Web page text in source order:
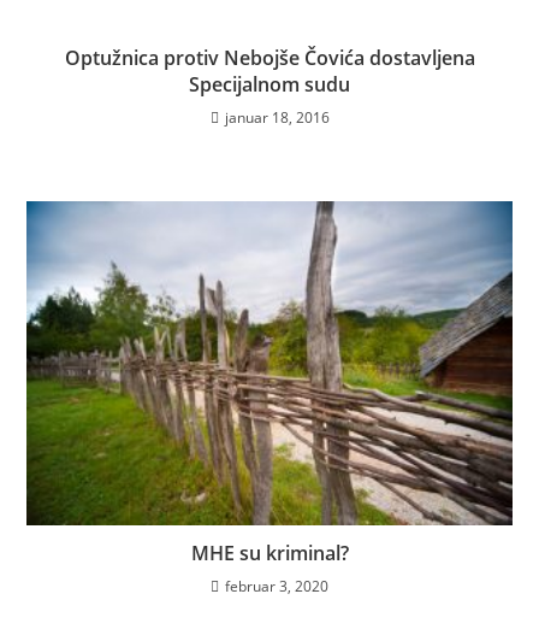
Optužnica protiv Nebojše Čovića dostavljena
Specijalnom sudu
januar 18, 2016
MHE su kriminal?
februar 3, 2020